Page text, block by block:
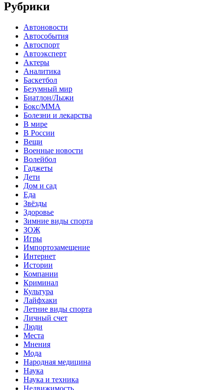
Рубрики
Автоновости
Автособытия
Автоспорт
Автоэксперт
Актеры
Аналитика
Баскетбол
Безумный мир
Биатлон/Лыжи
Бокс/MMA
Болезни и лекарства
В мире
В России
Вещи
Военные новости
Волейбол
Гаджеты
Дети
Дом и сад
Еда
Звёзды
Здоровье
Зимние виды спорта
ЗОЖ
Игры
Импортозамещение
Интернет
Истории
Компании
Криминал
Культура
Лайфхаки
Летние виды спорта
Личный счет
Люди
Места
Мнения
Мода
Народная медицина
Наука
Наука и техника
Недвижимость